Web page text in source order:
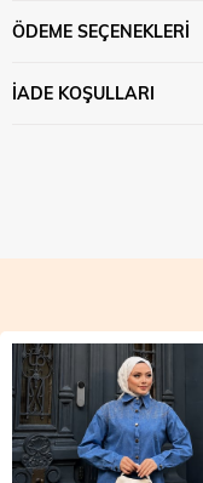
ÖDEME SEÇENEKLERI
İADE KOŞULLARI